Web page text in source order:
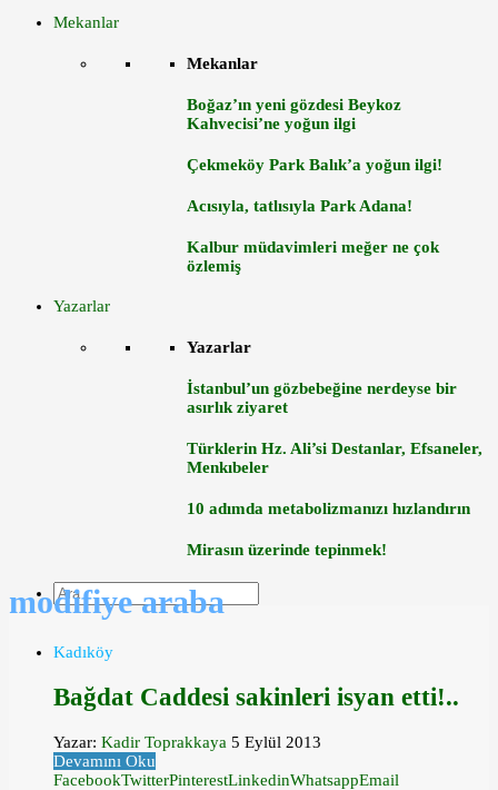
Mekanlar
Mekanlar
Boğaz’ın yeni gözdesi Beykoz
Kahvecisi’ne yoğun ilgi
Çekmeköy Park Balık’a yoğun ilgi!
Acısıyla, tatlısıyla Park Adana!
Kalbur müdavimleri meğer ne çok
özlemiş
Yazarlar
Yazarlar
İstanbul’un gözbebeğine nerdeyse bir
asırlık ziyaret
Türklerin Hz. Ali’si Destanlar, Efsaneler,
Menkıbeler
10 adımda metabolizmanızı hızlandırın
Mirasın üzerinde tepinmek!
modifiye araba
Kadıköy
Bağdat Caddesi sakinleri isyan etti!..
Yazar: Kadir Toprakkaya 5 Eylül 2013
Devamını Oku
FacebookTwitterPinterestLinkedinWhatsappEmail